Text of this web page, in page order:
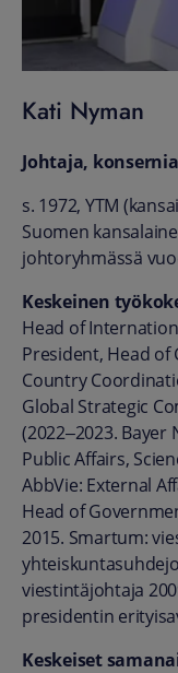
Kati Nyman
Johtaja,
s. 1972, YTM
Suomen
johtoryhmässä
Keskeinen
Head of
President, Head of
Country
Global Strategic
(2022–2023. Bayer
Public Affairs,
AbbVie: External
Head of
2015. Smartum:
viestintäjohtaja
presidentin
Keskeiset